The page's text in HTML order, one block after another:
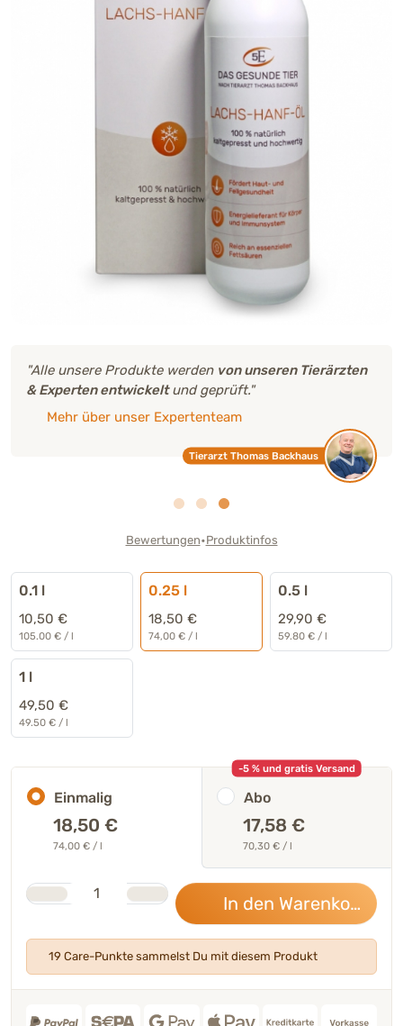
"Alle unsere Produkte werden von unseren Tierärzten
& Experten entwickeltund geprüft."
Mehr über unser Expertenteam
Tierarzt Thomas Backhaus
Bewertungen•Produktinfos
0.1 l
10,50 €
105.00 € / l
0.25 l
18,50 €
74,00 € / l
0.5 l
29,90 €
59.80 € / l
1 l
49,50 €
49.50 € / l
Einmalig
18,50 €
74,00 € / l
-5 % und gratis Versand
Abo
17,58 €
70,30 € / l
Anzahl
In den Warenkorb
19 Care-Punkte sammelst Du mit diesem Produkt